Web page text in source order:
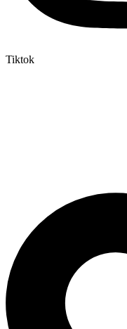
Tiktok